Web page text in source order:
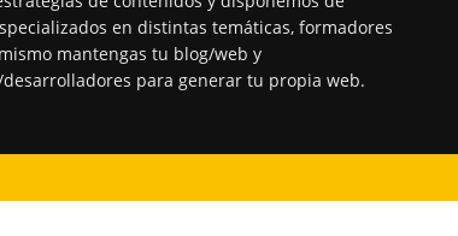
en distintas temáticas, formadores
mantengas tu blog/web y
para generar tu propia web.